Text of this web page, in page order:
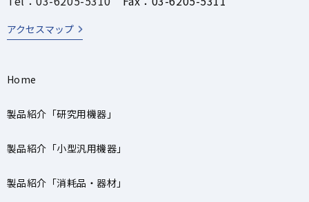
アクセスマップ
Home
製品紹介「研究用機器」
製品紹介「小型汎用機器」
製品紹介「消耗品・器材」